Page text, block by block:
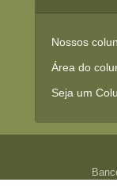
Nossos
Área do
Seja um